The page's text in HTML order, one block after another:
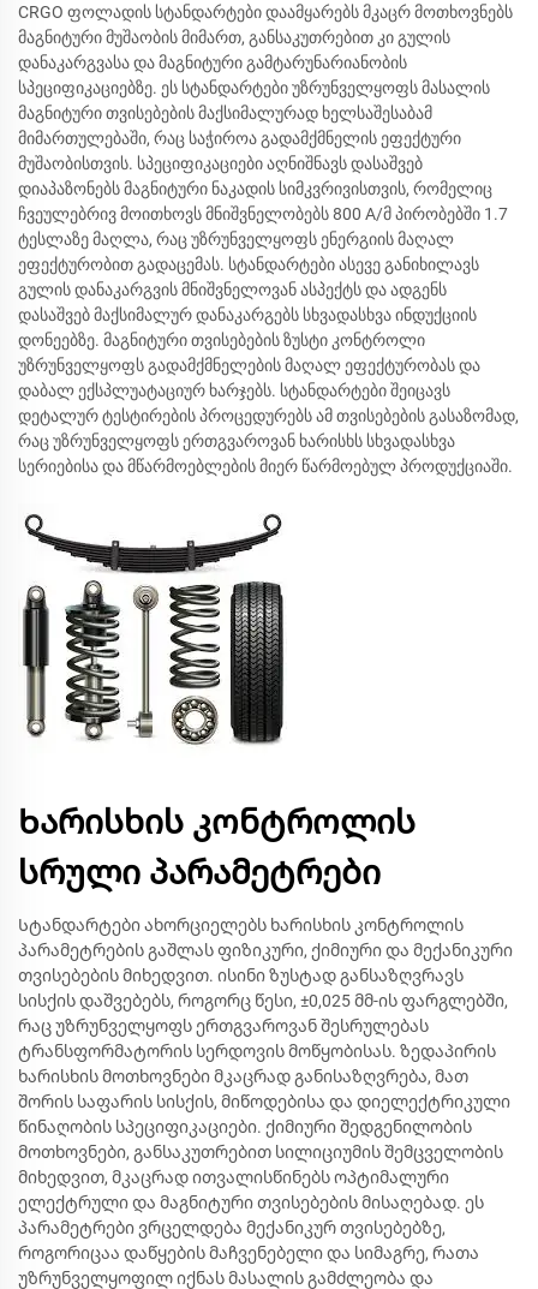
CRGO ფოლადის სტანდარტები დაამყარებს მკაცრ მოთხოვნებს
მაგნიტური მუშაობის მიმართ, განსაკუთრებით კი გულის
დანაკარგვასა და მაგნიტური გამტარუნარიანობის
სპეციფიკაციებზე. ეს სტანდარტები უზრუნველყოფს მასალის
მაგნიტური თვისებების მაქსიმალურად ხელსაშესაბამ
მიმართულებაში, რაც საჭიროა გადამქმნელის ეფექტური
მუშაობისთვის. სპეციფიკაციები აღნიშნავს დასაშვებ
დიაპაზონებს მაგნიტური ნაკადის სიმკვრივისთვის, რომელიც
ჩვეულებრივ მოითხოვს მნიშვნელობებს 800 A/მ პირობებში 1.7
ტესლაზე მაღლა, რაც უზრუნველყოფს ენერგიის მაღალ
ეფექტურობით გადაცემას. სტანდარტები ასევე განიხილავს
გულის დანაკარგვის მნიშვნელოვან ასპექტს და ადგენს
დასაშვებ მაქსიმალურ დანაკარგებს სხვადასხვა ინდუქციის
დონეებზე. მაგნიტური თვისებების ზუსტი კონტროლი
უზრუნველყოფს გადამქმნელების მაღალ ეფექტურობას და
დაბალ ექსპლუატაციურ ხარჯებს. სტანდარტები შეიცავს
დეტალურ ტესტირების პროცედურებს ამ თვისებების გასაზომად,
რაც უზრუნველყოფს ერთგვაროვან ხარისხს სხვადასხვა
სერიებისა და მწარმოებლების მიერ წარმოებულ პროდუქციაში.
Ხარისხის კონტროლის
სრული პარამეტრები
Სტანდარტები ახორციელებს ხარისხის კონტროლის
პარამეტრების გაშლას ფიზიკური, ქიმიური და მექანიკური
თვისებების მიხედვით. ისინი ზუსტად განსაზღვრავს
სისქის დაშვებებს, როგორც წესი, ±0,025 მმ-ის ფარგლებში,
რაც უზრუნველყოფს ერთგვაროვან შესრულებას
ტრანსფორმატორის სერდოვის მოწყობისას. ზედაპირის
ხარისხის მოთხოვნები მკაცრად განისაზღვრება, მათ
შორის საფარის სისქის, მიწოდებისა და დიელექტრიკული
წინაღობის სპეციფიკაციები. ქიმიური შედგენილობის
მოთხოვნები, განსაკუთრებით სილიციუმის შემცველობის
მიხედვით, მკაცრად ითვალისწინებს ოპტიმალური
ელექტრული და მაგნიტური თვისებების მისაღებად. ეს
პარამეტრები ვრცელდება მექანიკურ თვისებებზე,
როგორიცაა დაწყების მაჩვენებელი და სიმაგრე, რათა
უზრუნველყოფილ იქნას მასალის გამძლეობა და